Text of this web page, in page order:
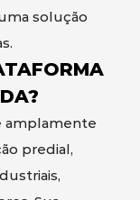
solução
amplamente
predial,